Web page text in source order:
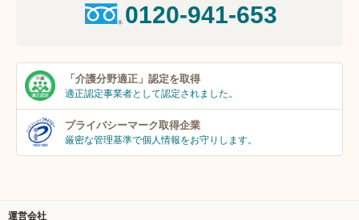
0120-941-653
「介護分野適正」 認定を取得
適正認定事業者として認定されました。
プライバシーマーク取得企業
厳密な管理基準で個人情報をお守りします。
運営会社